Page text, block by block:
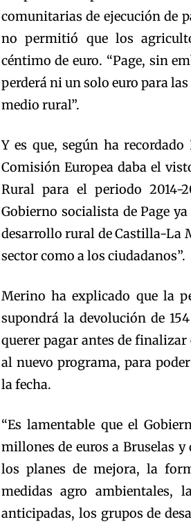
comunitarias de ejecución de
no permitió que los
céntimo de euro. “Page, sin
perderá ni un solo euro para
medio rural”.
Y es que, según ha
Comisión Europea daba el
Rural para el periodo 2014-
Gobierno socialista de Page
desarrollo rural de Castilla-La
sector como a los ciudadanos”.
Merino ha explicado que la
supondrá la devolución de
querer pagar antes de
al nuevo programa, para
la fecha.
“Es lamentable que el
millones de euros a Bruselas
los planes de mejora, la
medidas agro ambientales,
anticipadas, los grupos de